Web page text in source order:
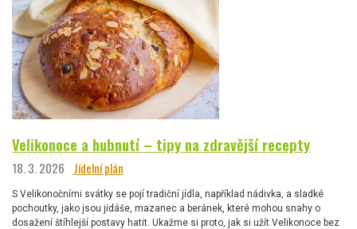
Velikonoce a hubnutí – tipy na zdravější recepty
18. 3. 2026 Jídelní plán
S Velikonočními svátky se pojí tradiční jídla, například nádivka, a sladké
pochoutky, jako jsou jidáše, mazanec a beránek, které mohou snahy o
dosažení štíhlejší postavy hatit. Ukažme si proto, jak si užít Velikonoce bez